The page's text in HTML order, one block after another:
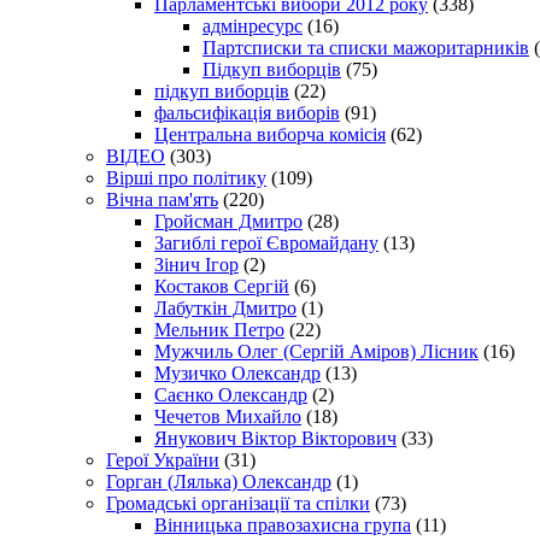
адмінресурс (16)
Партсписки та списки мажоритарників
Підкуп виборців (75)
підкуп виборців (22)
фальсифікація виборів (91)
Центральна виборча комісія (62)
ВІДЕО (303)
Вірші про політику (109)
Вічна пам'ять (220)
Гройсман Дмитро (28)
Загиблі герої Євромайдану (13)
Зінич Ігор (2)
Костаков Сергій (6)
Лабуткін Дмитро (1)
Мельник Петро (22)
Мужчиль Олег (Сергій Аміров) Лісник (16)
Музичко Олександр (13)
Саєнко Олександр (2)
Чечетов Михайло (18)
Янукович Віктор Вікторович (33)
Герої України (31)
Горган (Лялька) Олександр (1)
Громадські організації та спілки (73)
Вінницька правозахисна група (11)